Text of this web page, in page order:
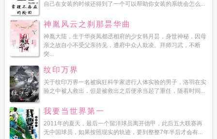
自己在女装的时候还得到了一个可以帮助你女装的系统会怎么...
神胤风云之刹那昙华曲
神胤大陆，生于华炎凤都丞相府的少女韩月昙，身世神秘，因母
亲之故自小不受父亲待见，遭府中众人欺凌。拜师习武，不断
突...
纹印万界
关于纹印万界一名被疯狂科学家进行人体实验的男子，洛羽在实
验之中被人救出，但是被救出之后便承当起了重任，随着时间...
我要当世界第一
2011年的夏天，最后一个留洋球员离开德甲，此后五大联赛再
无中国球员，如果按照现实的轨迹，要到整整7年半后才会有...